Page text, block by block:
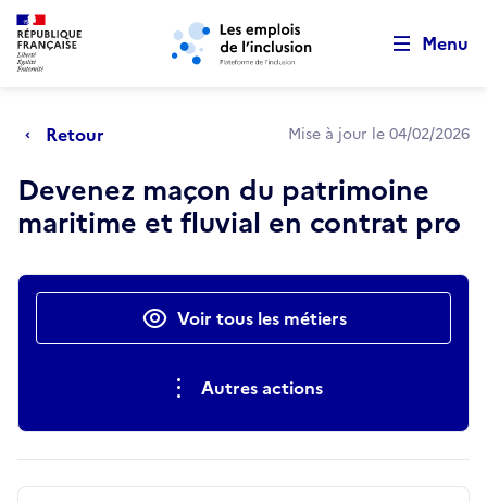
Aller au menu principal Aller au contenu principal
Menu
Retour Mise à jour le 04/02/2026
Devenez maçon du patrimoine
maritime et fluvial en contrat pro
Actions rapidesVoir tous les métiers
Autres actions
Retour au début de la page
Panneau de gestion des cookies